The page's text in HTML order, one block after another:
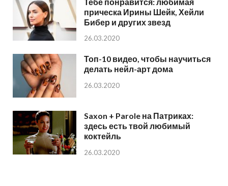
прическа Ирины Шейк, Хейли
Бибер и других звезд
26.03.2020
Топ-10 видео, чтобы научиться
делать нейл-арт дома
26.03.2020
Saxon + Parole на Патриках:
здесь есть твой любимый
коктейль
26.03.2020